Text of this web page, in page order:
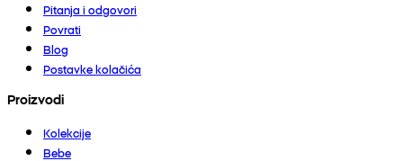
Pitanja i odgovori
Povrati
Blog
Postavke kolačića
Proizvodi
Kolekcije
Bebe